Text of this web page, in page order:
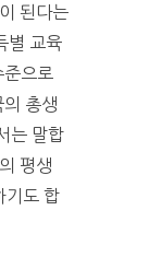
된다는
별 교육
준으로
총생
는 말합
평생
기도 합